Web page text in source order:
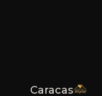
Caracas